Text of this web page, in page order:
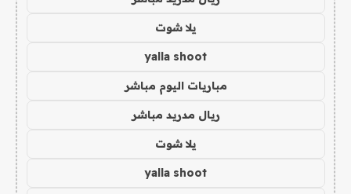
يلا شوت
yalla shoot
مباريات اليوم مباشر
ريال مدريد مباشر
يلا شوت
yalla shoot